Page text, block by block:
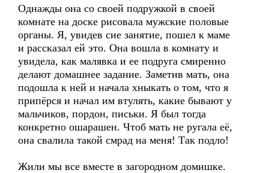
Однажды она со своей подружкой в своей
комнате на доске рисовала мужские половые
органы. Я, увидев сие занятие, пошел к маме
и рассказал ей это. Она вошла в комнату и
увидела, как малявка и ее подруга смиренно
делают домашнее задание. Заметив мать, она
подошла к ней и начала хныкать о том, что я
припёрся и начал им втулять, какие бывают у
мальчиков, пордон, письки. Я был тогда
конкретно ошарашен. Чтоб мать не ругала её,
она свалила такой смрад на меня! Так подло!
Жили мы все вместе в загородном домишке.